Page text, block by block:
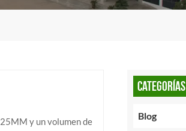
CATEGORÍAS
Blog
y un volumen de